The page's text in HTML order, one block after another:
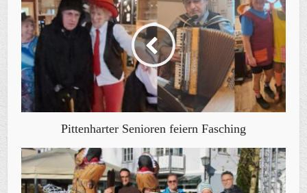
Pittenharter Senioren feiern Fasching